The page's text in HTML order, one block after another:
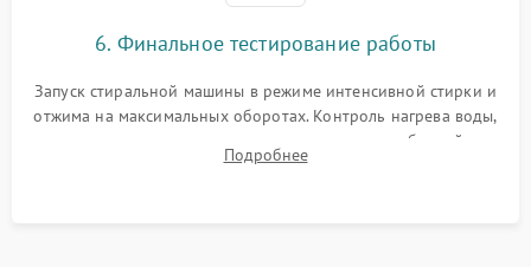
6. Финальное тестирование работы
Запуск стиральной машины в режиме интенсивной стирки и
отжима на максимальных оборотах. Контроль нагрева воды,
корректности слива, отсутствия излишних вибраций,
посторонних стуков и протечек под корпусом.
Подробнее